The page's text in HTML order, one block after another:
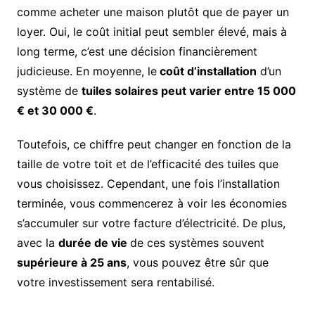
comme acheter une maison plutôt que de payer un
loyer. Oui, le coût initial peut sembler élevé, mais à
long terme, c’est une décision financièrement
judicieuse. En moyenne, lecoût d’installation d’un
système de tuiles solaires peut varier entre 15 000
€ et 30 000 €.
Toutefois, ce chiffre peut changer en fonction de la
taille de votre toit et de l’efficacité des tuiles que
vous choisissez. Cependant, une fois l’installation
terminée, vous commencerez à voir les économies
s’accumuler sur votre facture d’électricité. De plus,
avec la durée de vie de ces systèmes souvent
supérieure à 25 ans, vous pouvez être sûr que
votre investissement sera rentabilisé.